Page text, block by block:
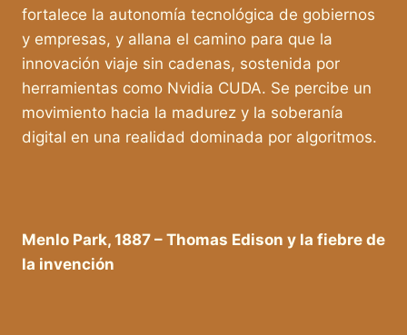
fortalece la autonomía tecnológica de gobiernos
y empresas, y allana el camino para que la
innovación viaje sin cadenas, sostenida por
herramientas como Nvidia CUDA. Se percibe un
movimiento hacia la madurez y la soberanía
digital en una realidad dominada por algoritmos.
Menlo Park, 1887 – Thomas Edison y la fiebre de
la invención